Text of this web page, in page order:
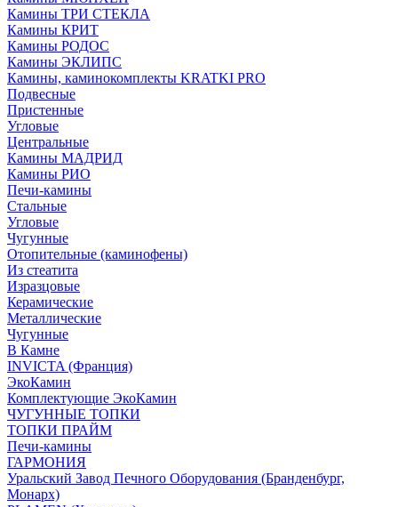
Камины ТРИ СТЕКЛА
Камины КРИТ
Камины РОДОС
Камины ЭКЛИПС
Камины, каминокомплекты KRATKI PRO
Подвесные
Пристенные
Угловые
Центральные
Камины МАДРИД
Камины РИО
Печи-камины
Стальные
Угловые
Чугунные
Отопительные (каминофены)
Из стеатита
Изразцовые
Керамические
Металлические
Чугунные
В Камне
INVICTA (Франция)
ЭкоКамин
Комплектующие ЭкоКамин
ЧУГУННЫЕ ТОПКИ
ТОПКИ ПРАЙМ
Печи-камины
ГАРМОНИЯ
Уральский Завод Печного Оборудования (Бранденбург,
Монарх)